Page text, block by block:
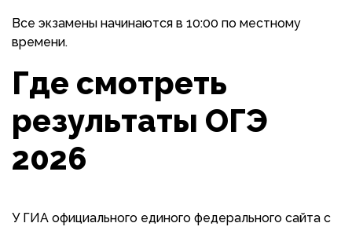
Все экзамены начинаются в 10:00 по местному
времени.
Где смотреть
результаты ОГЭ
2026
У ГИА официального единого федерального сайта с